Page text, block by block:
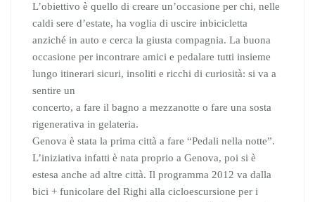
L’obiettivo è quello di creare un’occasione per chi, nelle
caldi sere d’estate, ha voglia di uscire inbicicletta
anziché in auto e cerca la giusta compagnia. La buona
occasione per incontrare amici e pedalare tutti insieme
lungo itinerari sicuri, insoliti e ricchi di curiosità: si va a
sentire un
concerto, a fare il bagno a mezzanotte o fare una sosta
rigenerativa in gelateria.
Genova è stata la prima città a fare “Pedali nella notte”.
L’iniziativa infatti è nata proprio a Genova, poi si è
estesa anche ad altre città. Il programma 2012 va dalla
bici + funicolare del Righi alla cicloescursione per i